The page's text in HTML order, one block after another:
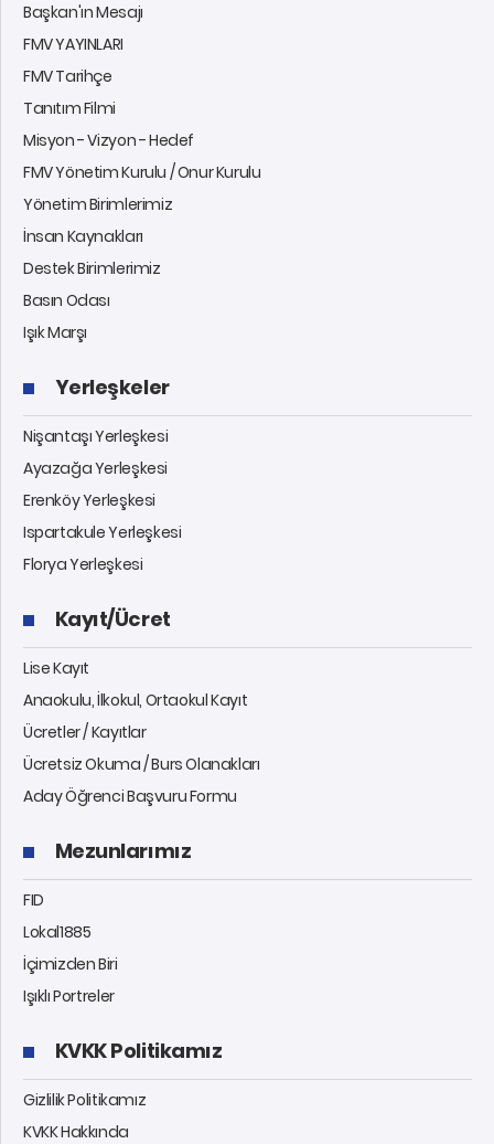
Başkan'ın Mesajı
FMV YAYINLARI
FMV Tarihçe
Tanıtım Filmi
Misyon - Vizyon - Hedef
FMV Yönetim Kurulu / Onur Kurulu
Yönetim Birimlerimiz
İnsan Kaynakları
Destek Birimlerimiz
Basın Odası
Işık Marşı
Yerleşkeler
Nişantaşı Yerleşkesi
Ayazağa Yerleşkesi
Erenköy Yerleşkesi
Ispartakule Yerleşkesi
Florya Yerleşkesi
Kayıt/Ücret
Lise Kayıt
Anaokulu, İlkokul, Ortaokul Kayıt
Ücretler / Kayıtlar
Ücretsiz Okuma / Burs Olanakları
Aday Öğrenci Başvuru Formu
Mezunlarımız
FID
Lokal1885
İçimizden Biri
Işıklı Portreler
KVKK Politikamız
Gizlilik Politikamız
KVKK Hakkında